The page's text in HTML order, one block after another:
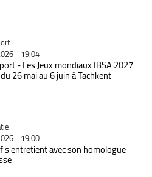
- 19:04
- Les Jeux mondiaux IBSA 2027
26 mai au 6 juin à Tachkent
- 19:00
s'entretient avec son homologue